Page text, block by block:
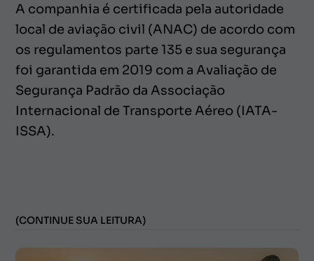
A companhia é certificada pela autoridade
local de aviação civil (ANAC) de acordo com
os regulamentos parte 135 e sua segurança
foi garantida em 2019 com a Avaliação de
Segurança Padrão da Associação
Internacional de Transporte Aéreo (IATA-
ISSA).
(CONTINUE SUA LEITURA)